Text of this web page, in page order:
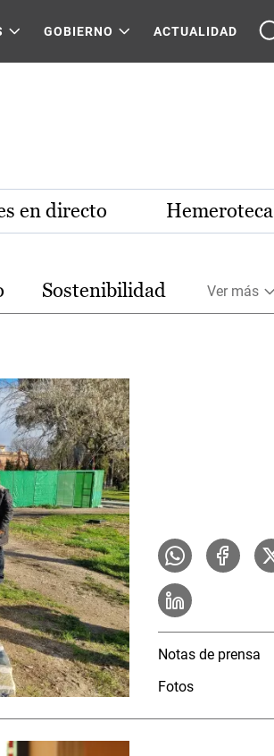
GOBIERNO ACTUALIDAD
en directo Hemeroteca
Sostenibilidad Ver más
Notas de prensa
Fotos